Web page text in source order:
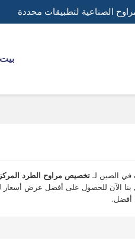
الصناعية لتطبيقات محددة
بيت
الصين لـ تخصيص مراوح الطرد
بنا الآن للحصول على أفضل عرض أسعار
أفضل.